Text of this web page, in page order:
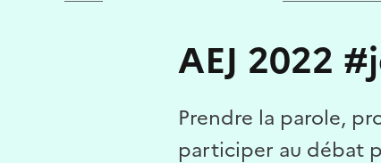
AEJ 2022
Prendre la parole,
participer au débat